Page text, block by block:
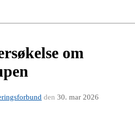
om
den 30. mar 2026